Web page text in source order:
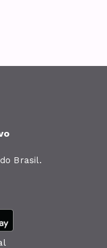
Brasil.